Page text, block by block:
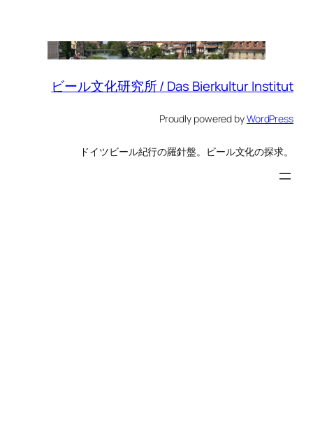
ビール文化研究所 / Das Bierkultur Institut
Proudly powered byWordPress
ドイツビール紀行の羅針盤。ビール文化の探求。